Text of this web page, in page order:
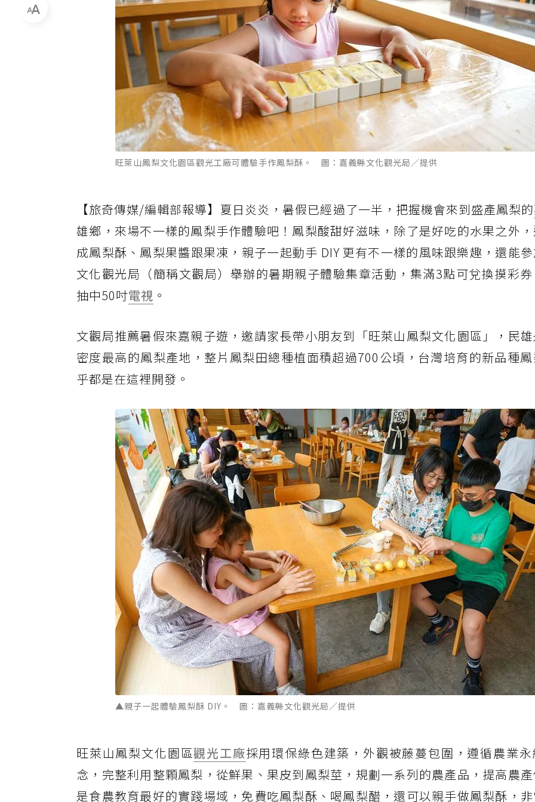
旺萊山鳳梨文化園區觀光工廠可體驗手作鳳梨酥。 圖：嘉義縣文化觀光局／提供
【旅奇傳媒/編輯部報導】夏日炎炎，暑假已經過了一半，把握機會來到盛產鳳梨的
雄鄉，來場不一樣的鳳梨手作體驗吧！鳳梨酸甜好滋味，除了是好吃的水果之外
成鳳梨酥、鳳梨果醬跟果凍，親子一起動手 DIY 更有不一樣的風味跟樂趣，還能
文化觀光局（簡稱文觀局）舉辦的暑期親子體驗集章活動，集滿3點可兌換摸彩
抽中50吋電視 。
文觀局推薦暑假來嘉親子遊，邀請家長帶小朋友到「旺萊山鳳梨文化園區」，民
密度最高的鳳梨產地，整片鳳梨田總種植面積超過700公頃，台灣培育的新品種
乎都是在這裡開發。
▲親子一起體驗鳳梨酥 DIY。 圖：嘉義縣文化觀光局／提供
旺萊山鳳梨文化園區觀光工廠採用環保綠色建築，外觀被藤蔓包圍，遵循農業
念，完整利用整顆鳳梨，從鮮果、果皮到鳳梨莖，規劃一系列的農產品，提高農
是食農教育最好的實踐場域，免費吃鳳梨酥、喝鳳梨醋，還可以親手做鳳梨酥，